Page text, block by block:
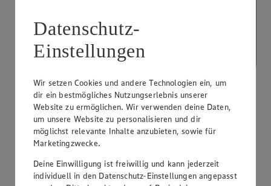
PAYBACK
Datenschutz-
Einstellungen
Wir setzen Cookies und andere Technologien ein, um
dir ein bestmögliches Nutzungserlebnis unserer
Website zu ermöglichen. Wir verwenden deine Daten,
um unsere Website zu personalisieren und dir
möglichst relevante Inhalte anzubieten, sowie für
Marketingzwecke.
Deine Einwilligung ist freiwillig und kann jederzeit
individuell in den Datenschutz-Einstellungen angepasst